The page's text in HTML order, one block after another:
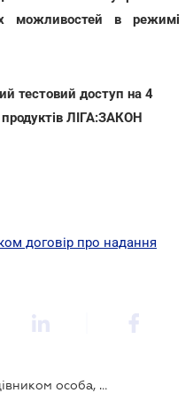
можливостей в режимі
тестовий доступ на 4
ЛІГА:ЗАКОН
договір про надання
Чи вважається найманим працівником особа, яка працює не за трудовим договором